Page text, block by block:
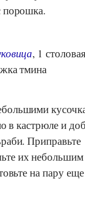
порошка.
, 1
тмина
в кастрюле и
Приправьте
их небольшим
на пару